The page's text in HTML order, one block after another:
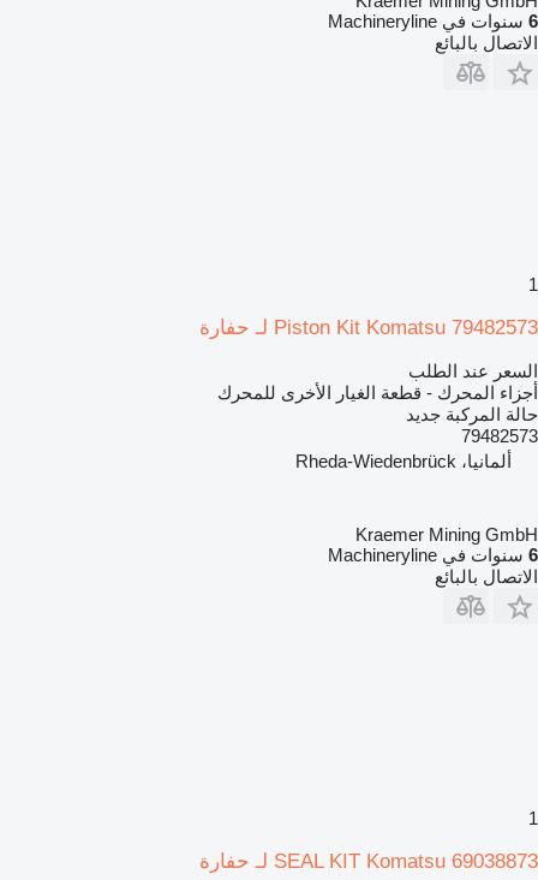
6 سنوات في Machineryline
الاتصال بالبائع
1
Piston Kit Komatsu 79482573 لـ حفارة
السعر عند الطلب
أجزاء المحرك - قطعة الغيار الأخرى للمحرك
حالة المركبة جديد
79482573
ألمانيا، Rheda-Wiedenbrück
Kraemer Mining GmbH
6 سنوات في Machineryline
الاتصال بالبائع
1
SEAL KIT Komatsu 69038873 لـ حفارة